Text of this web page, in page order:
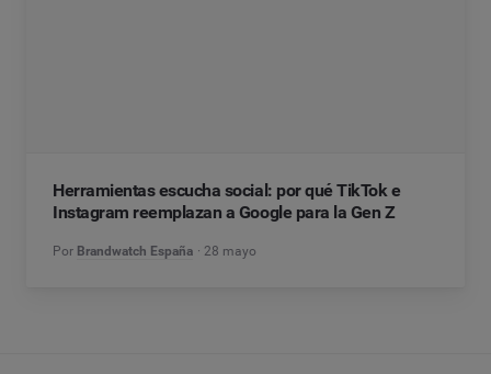
Herramientas escucha social: por qué TikTok e
Instagram reemplazan a Google para la Gen Z
Por Brandwatch España 28 mayo